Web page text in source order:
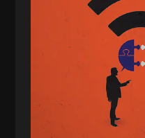
فکرانه، فائزه فتحی
زاده